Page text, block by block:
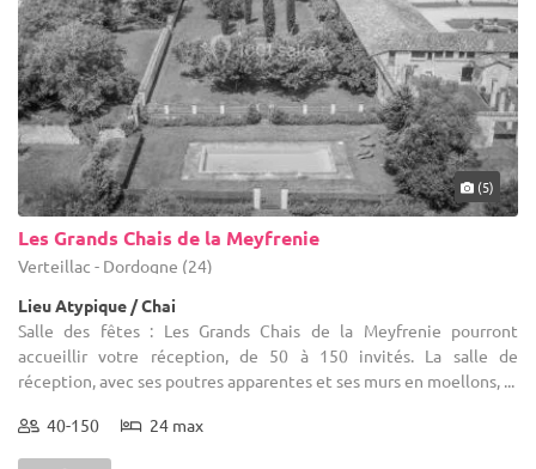
(5)
Les Grands Chais de la Meyfrenie
Verteillac - Dordogne (24)
Lieu Atypique / Chai
Salle des fêtes : Les Grands Chais de la Meyfrenie pourront
accueillir votre réception, de 50 à 150 invités. La salle de
réception, avec ses poutres apparentes et ses murs en moellons, ...
40-150 24 max